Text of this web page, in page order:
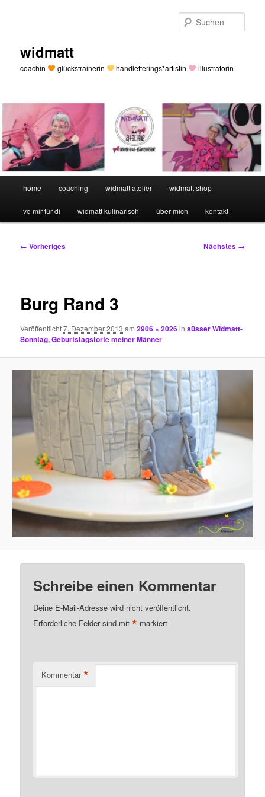
widmatt
coachin glückstrainerin handletterings*artistin illustratorin
home coaching widmatt atelier widmatt shop
vo mir für di widmatt kulinarisch über mich kontakt
Bilder-
← Vorheriges Nächstes →
Burg Rand 3
Veröffentlicht7. Dezember 2013 am2906 × 2026insüsser Widmatt-
Sonntag, Geburtstagstorte meiner Männer
Schreibe einen Kommentar
Deine E-Mail-Adresse wird nicht veröffentlicht.
Erforderliche Felder sind mit* markiert
Kommentar *